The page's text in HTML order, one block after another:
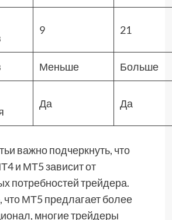
9 21
Меньше Больше
Да Да
важно подчеркнуть, что
и МТ5 зависит от
потребностей трейдера.
что МТ5 предлагает более
многие трейдеры